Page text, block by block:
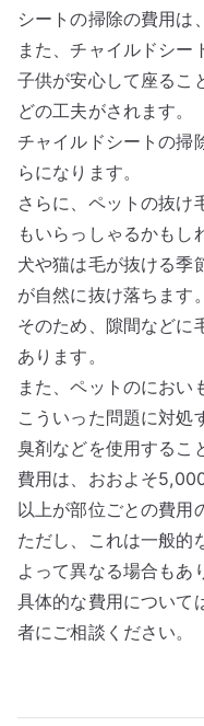
シートの掃除の費用は
また、チャイルドシー
子供が安心して座るこ
どの工夫がされます。
チャイルドシートの掃
らになります。
さらに、ペットの抜け
もいらっしゃるかもし
犬や猫は毛が抜ける季
が自然に抜け落ちます。
そのため、隙間などに
あります。
また、ペットのにおい
こういった問題に対処
臭剤などを使用するこ
費用は、おおよそ
以上が部位ごとの費用
ただし、これは一般的
よって異なる場合もあ
具体的な費用について
者にご相談ください。